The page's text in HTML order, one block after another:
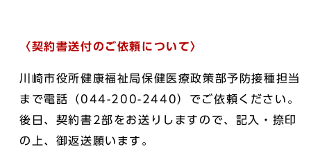
〈契約書送付のご依頼について〉
川崎市役所健康福祉局保健医療政策部予防接種担当
まで電話（044-200-2440）でご依頼ください。
後日、契約書2部をお送りしますので、記入・捺印
の上、御返送願います。